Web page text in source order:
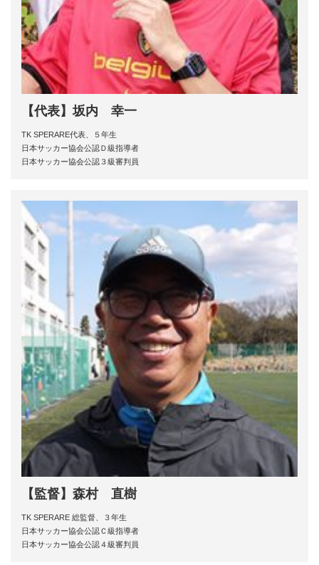
【代表】坂内 幸一
TK SPERARE代表、５年生
日本サッカー協会公認Ｄ級指導者
日本サッカー協会公認３級審判員
【監督】森村 直樹
TK SPERARE 総監督、３年生
日本サッカー協会公認Ｃ級指導者
日本サッカー協会公認４級審判員